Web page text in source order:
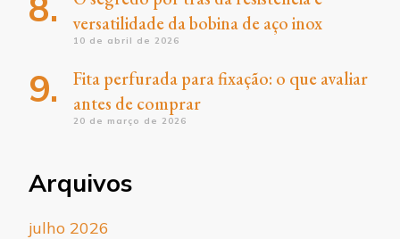
versatilidade da bobina de aço inox
10 de abril de 2026
Fita perfurada para fixação: o que avaliar
antes de comprar
20 de março de 2026
Arquivos
julho 2026